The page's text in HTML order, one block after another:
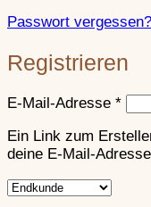
Passwort vergessen?
Registrieren
E-Mail-Adresse *
Ein Link zum
deine E-Mail-